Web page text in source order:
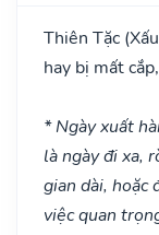
Thiên Tặc
hay bị mất
* Ngày xuất
là ngày đi xa,
gian dài, hoặc
việc quan